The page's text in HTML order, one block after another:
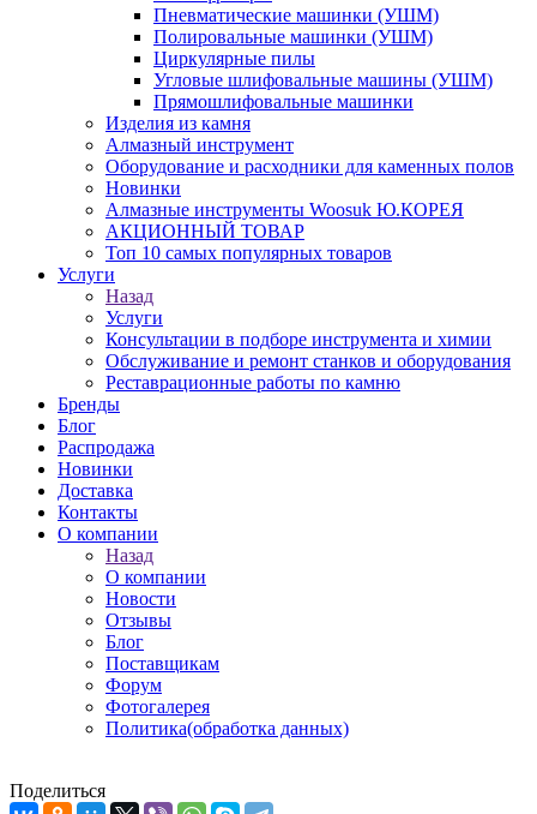
Пневматические машинки (УШМ)
Полировальные машинки (УШМ)
Циркулярные пилы
Угловые шлифовальные машины (УШМ)
Прямошлифовальные машинки
Изделия из камня
Алмазный инструмент
Оборудование и расходники для каменных полов
Новинки
Алмазные инструменты Woosuk Ю.КОРЕЯ
АКЦИОННЫЙ ТОВАР
Топ 10 самых популярных товаров
Услуги
Назад
Услуги
Консультации в подборе инструмента и химии
Обслуживание и ремонт станков и оборудования
Реставрационные работы по камню
Бренды
Блог
Распродажа
Новинки
Доставка
Контакты
О компании
Назад
О компании
Новости
Отзывы
Блог
Поставщикам
Форум
Фотогалерея
Политика(обработка данных)
Поделиться